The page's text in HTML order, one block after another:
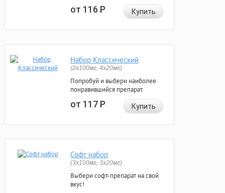
от 116Р Купить
Набор Классический
(2x100мг, 4x20мг)
Попробуй и выбери наиболее
понравившийся препарат.
от 117Р Купить
Софт набор
(3x100мг, 3x20мг)
Выбери софт-препарат на свой
вкус!